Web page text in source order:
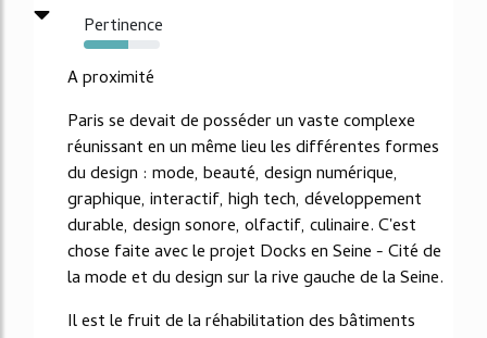
Pertinence
58%
A proximité
Paris se devait de posséder un vaste complexe
réunissant en un même lieu les différentes formes
du design : mode, beauté, design numérique,
graphique, interactif, high tech, développement
durable, design sonore, olfactif, culinaire. C'est
chose faite avec le projet Docks en Seine - Cité de
la mode et du design sur la rive gauche de la Seine.
Il est le fruit de la réhabilitation des bâtiments